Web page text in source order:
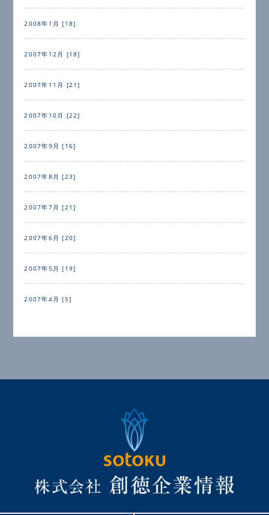
2008年1月 [18]
2007年12月 [18]
2007年11月 [21]
2007年10月 [22]
2007年9月 [16]
2007年8月 [23]
2007年7月 [21]
2007年6月 [20]
2007年5月 [19]
2007年4月 [5]